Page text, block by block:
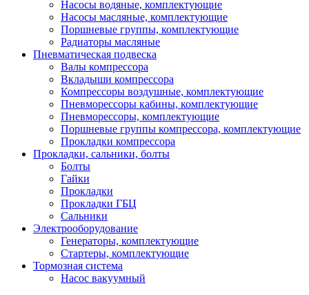
Насосы водяные, комплектующие
Насосы масляные, комплектующие
Поршневые группы, комплектующие
Радиаторы масляные
Пневматическая подвеска
Валы компрессора
Вкладыши компрессора
Компрессоры воздушные, комплектующие
Пневморессоры кабины, комплектующие
Пневморессоры, комплектующие
Поршневые группы компрессора, комплектующие
Прокладки компрессора
Прокладки, сальники, болты
Болты
Гайки
Прокладки
Прокладки ГБЦ
Сальники
Электрооборудование
Генераторы, комплектующие
Стартеры, комплектующие
Тормозная система
Насос вакуумный